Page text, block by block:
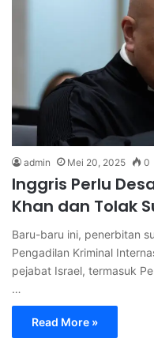
admin Mei 20, 2025 0
Inggris Perlu
Khan dan Tolak
Baru-baru ini, penerbitan
Pengadilan Kriminal
pejabat Israel, termasuk
…
Read More »